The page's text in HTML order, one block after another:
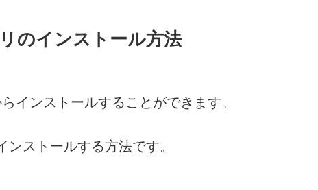
のインストール方法
インストールすることができます。
ストールする方法です。